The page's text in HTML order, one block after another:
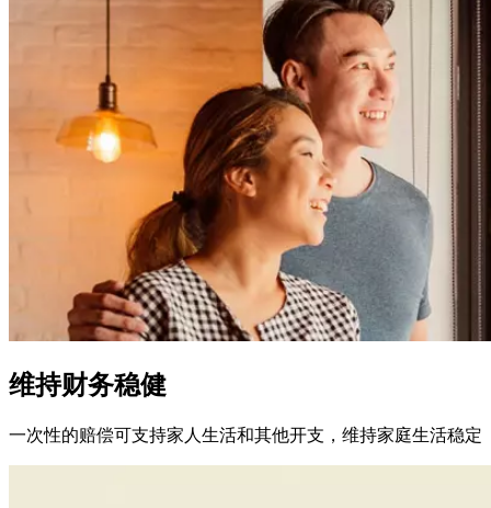
维持财务稳健
一次性的赔偿可支持家人生活和其他开支，维持家庭生活稳定